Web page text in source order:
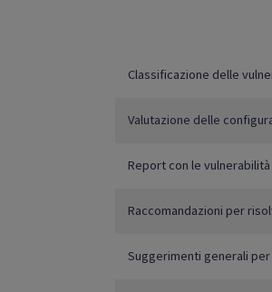
Classificazione delle
Valutazione delle
Report con le
Raccomandazioni per
Suggerimenti generali